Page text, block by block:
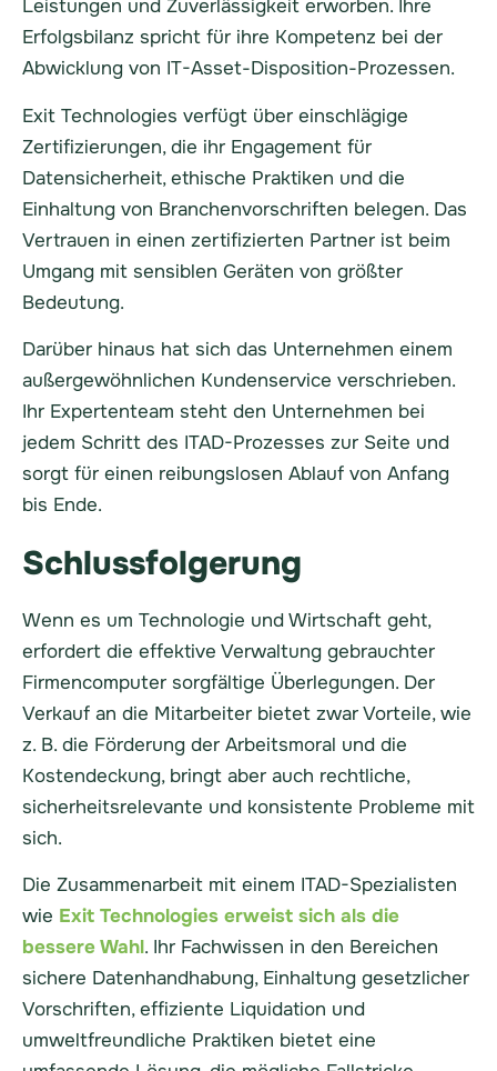
Leistungen und Zuverlässigkeit erworben. Ihre
Erfolgsbilanz spricht für ihre Kompetenz bei der
Abwicklung von IT-Asset-Disposition-Prozessen.
Exit Technologies verfügt über einschlägige
Zertifizierungen, die ihr Engagement für
Datensicherheit, ethische Praktiken und die
Einhaltung von Branchenvorschriften belegen. Das
Vertrauen in einen zertifizierten Partner ist beim
Umgang mit sensiblen Geräten von größter
Bedeutung.
Darüber hinaus hat sich das Unternehmen einem
außergewöhnlichen Kundenservice verschrieben.
Ihr Expertenteam steht den Unternehmen bei
jedem Schritt des ITAD-Prozesses zur Seite und
sorgt für einen reibungslosen Ablauf von Anfang
bis Ende.
Schlussfolgerung
Wenn es um Technologie und Wirtschaft geht,
erfordert die effektive Verwaltung gebrauchter
Firmencomputer sorgfältige Überlegungen. Der
Verkauf an die Mitarbeiter bietet zwar Vorteile, wie
z. B. die Förderung der Arbeitsmoral und die
Kostendeckung, bringt aber auch rechtliche,
sicherheitsrelevante und konsistente Probleme mit
sich.
Die Zusammenarbeit mit einem ITAD-Spezialisten
wie Exit Technologies erweist sich als die
bessere Wahl. Ihr Fachwissen in den Bereichen
sichere Datenhandhabung, Einhaltung gesetzlicher
Vorschriften, effiziente Liquidation und
umweltfreundliche Praktiken bietet eine